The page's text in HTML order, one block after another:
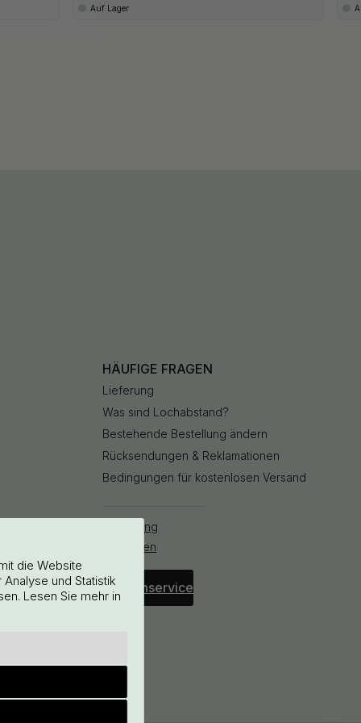
Auf Lager
HÄUFIGE FRAGEN
Lieferung
Was sind Lochabstand?
Bestehende Bestellung ändern
Rücksendungen & Reklamationen
Bedingungen für kostenlosen Versand
Bestellung
stornieren
Kundenservice
die Website
und Statistik
Lesen Sie mehr in